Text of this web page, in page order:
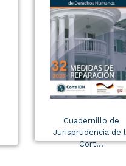
Cuadernillo de
Jurisprudencia de
Cort...